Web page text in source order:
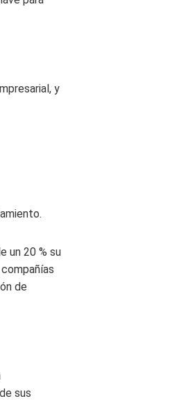
y
un 20 % su
de
sus